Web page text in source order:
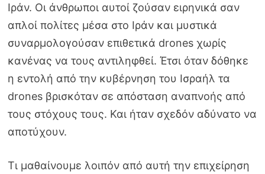
Ιράν. Οι άνθρωποι αυτοί ζούσαν ειρηνικά σαν
απλοί πολίτες μέσα στο Ιράν και μυστικά
συναρμολογούσαν επιθετικά drones χωρίς
κανένας να τους αντιληφθεί. Έτσι όταν δόθηκε
η εντολή από την κυβέρνηση του Ισραήλ τα
drones βρισκόταν σε απόσταση αναπνοής από
τους στόχους τους. Και ήταν σχεδόν αδύνατο να
αποτύχουν.
Τι μαθαίνουμε λοιπόν από αυτή την επιχείρηση